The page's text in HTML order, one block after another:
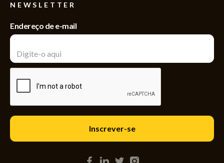
NEWSLETTER
Endereço de e-mail